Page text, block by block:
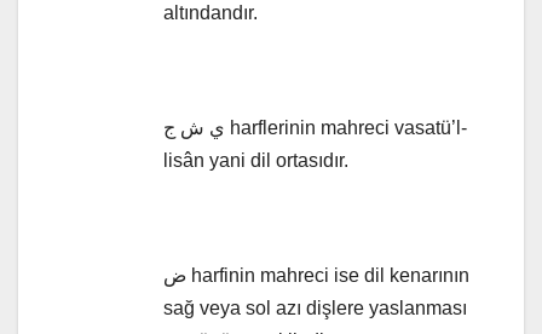
altındandır.
ي ش ج harflerinin mahreci vasatü’l-
lisân yani dil ortasıdır.
ض harfinin mahreci ise dil kenarının
sağ veya sol azı dişlere yaslanması